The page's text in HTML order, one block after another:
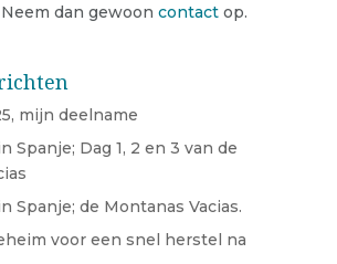
dan gewoon contact op.
mijn deelname
Spanje; Dag 1, 2 en 3 van de
Spanje; de Montanas Vacias.
voor een snel herstel na